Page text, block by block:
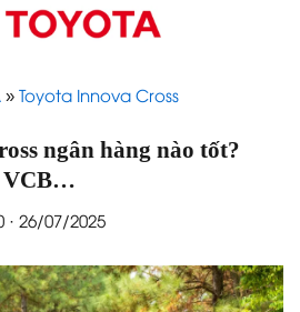
» Toyota Innova Cross
ngân hàng nào tốt?
VCB…
26/07/2025